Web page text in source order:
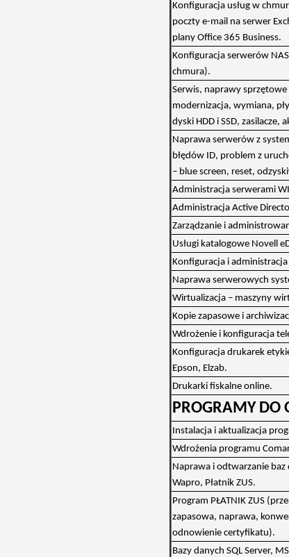
Konfiguracja usług w
poczty e-mail na serwer
plany Office 365 Business.
Konfiguracja serwerów
chmura).
Serwis, naprawy
modernizacja, wymiana,
dyski HDD i SSD, zasilacze,
Naprawa serwerów z
błędów ID, problem z
– blue screen, reset,
Administracja serwerami
Administracja Active
Zarządzanie i
Usługi katalogowe Novell
Konfiguracja i
Naprawa serwerowych
Wirtualizacja – maszyny
Kopie zapasowe i
Wdrożenie i konfiguracja
Konfiguracja drukarek
Epson, Elzab.
Drukarki fiskalne online.
PROGRAMY DO
Instalacja i aktualizacja
Wdrożenia programu
Naprawa i odtwarzanie baz
Wapro, Płatnik ZUS.
Program PŁATNIK ZUS
zapasowa, naprawa,
odnowienie certyfikatu).
Bazy danych SQL Server,